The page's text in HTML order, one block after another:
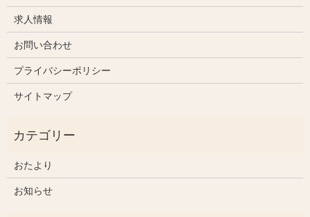
求人情報
お問い合わせ
プライバシーポリシー
サイトマップ
おたより
お知らせ